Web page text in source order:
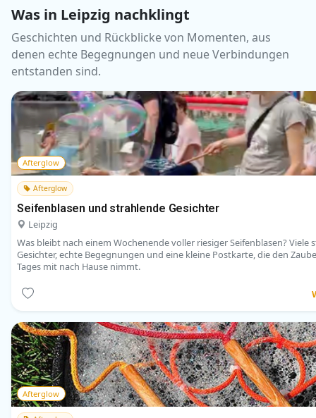
Was in Leipzig nachklingt
Geschichten und Rückblicke von Momenten, aus
denen echte Begegnungen und neue Verbindungen
entstanden sind.
Afterglow
Afterglow
Seifenblasen und strahlende Gesichter
Leipzig
Was bleibt nach einem Wochenende voller riesiger Seifenblasen? Viele
Gesichter, echte Begegnungen und eine kleine Postkarte, die den
Tages mit nach Hause nimmt.
Afterglow